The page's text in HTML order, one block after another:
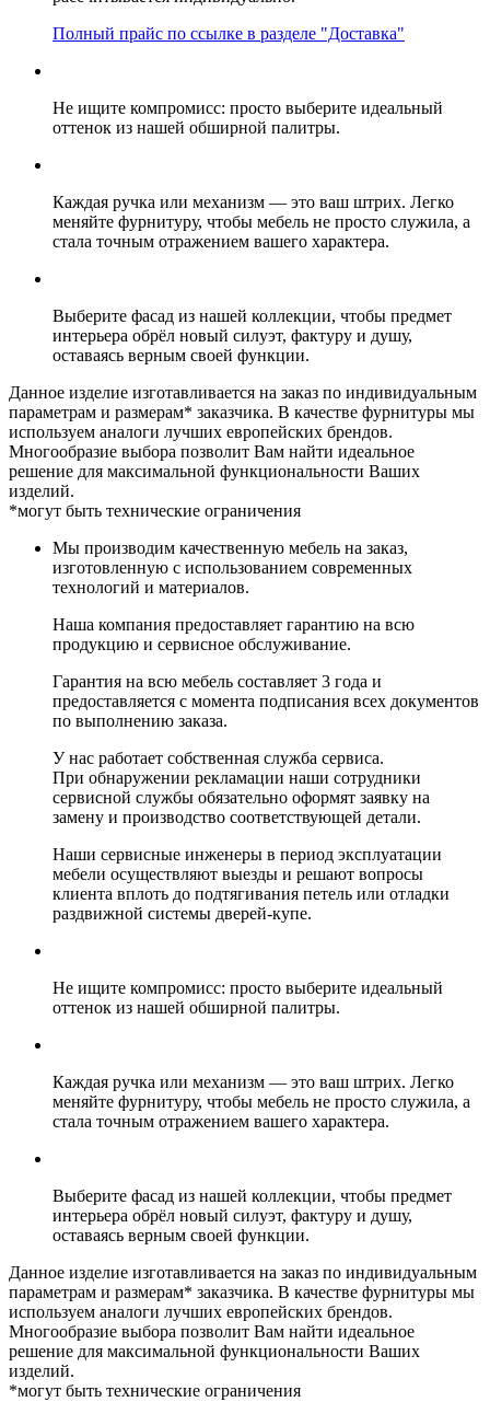
Полный прайс по ссылке в разделе "Доставка"
Не ищите компромисс: просто выберите идеальный
оттенок из нашей обширной палитры.
Каждая ручка или механизм — это ваш штрих. Легко
меняйте фурнитуру, чтобы мебель не просто служила, а
стала точным отражением вашего характера.
Выберите фасад из нашей коллекции, чтобы предмет
интерьера обрёл новый силуэт, фактуру и душу,
оставаясь верным своей функции.
Данное изделие изготавливается на заказ по индивидуальным
параметрам и размерам* заказчика. В качестве фурнитуры мы
используем аналоги лучших европейских брендов.
Многообразие выбора позволит Вам найти идеальное
решение для максимальной функциональности Ваших
изделий.
*могут быть технические ограничения
Мы производим качественную мебель на заказ,
изготовленную с использованием современных
технологий и материалов.
Наша компания предоставляет гарантию на всю
продукцию и сервисное обслуживание.
Гарантия на всю мебель составляет 3 года и
предоставляется с момента подписания всех документов
по выполнению заказа.
У нас работает собственная служба сервиса.
При обнаружении рекламации наши сотрудники
сервисной службы обязательно оформят заявку на
замену и производство соответствующей детали.
Наши сервисные инженеры в период эксплуатации
мебели осуществляют выезды и решают вопросы
клиента вплоть до подтягивания петель или отладки
раздвижной системы дверей-купе.
Не ищите компромисс: просто выберите идеальный
оттенок из нашей обширной палитры.
Каждая ручка или механизм — это ваш штрих. Легко
меняйте фурнитуру, чтобы мебель не просто служила, а
стала точным отражением вашего характера.
Выберите фасад из нашей коллекции, чтобы предмет
интерьера обрёл новый силуэт, фактуру и душу,
оставаясь верным своей функции.
Данное изделие изготавливается на заказ по индивидуальным
параметрам и размерам* заказчика. В качестве фурнитуры мы
используем аналоги лучших европейских брендов.
Многообразие выбора позволит Вам найти идеальное
решение для максимальной функциональности Ваших
изделий.
*могут быть технические ограничения